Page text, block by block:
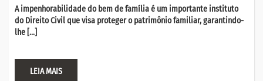
A impenhorabilidade do bem de família é um importante instituto
do Direito Civil que visa proteger o patrimônio familiar, garantindo-
lhe […]
LEIA MAIS